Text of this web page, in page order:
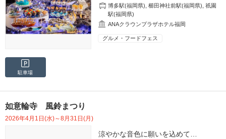
博多駅(福岡県) ,櫛田神社前駅(福岡県) ,祇園
駅(福岡県)
ANAクラウンプラザホテル福岡
グルメ・フードフェス
駐車場
如意輪寺 風鈴まつり
2026年4月1日(水)～8月31日(月)
涼やかな音色に願いを込めて…